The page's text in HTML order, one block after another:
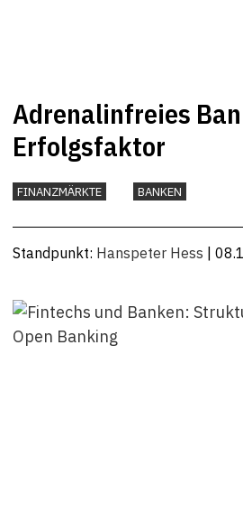
Adrenalinfreies
Erfolgsfaktor
FINANZMÄRKTE BANKEN
Standpunkt: Hanspeter Hess |